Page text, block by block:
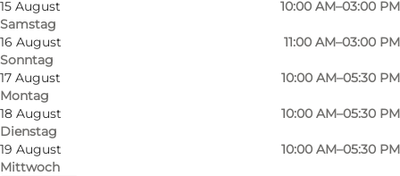
15 August
Samstag
10:00 AM–03:00 PM
16 August
Sonntag
11:00 AM–03:00 PM
17 August
Montag
10:00 AM–05:30 PM
18 August
Dienstag
10:00 AM–05:30 PM
19 August
Mittwoch
10:00 AM–05:30 PM
Foto Foto:
Shop a Lop in Assens